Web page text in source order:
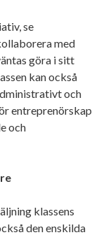
se
med
göra i sitt
kan också
och
entreprenörskap
och
klassens
den enskilda